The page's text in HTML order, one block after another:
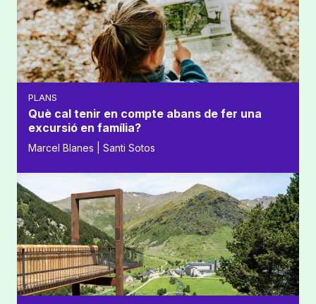
PLANS
Què cal tenir en compte abans de fer una
excursió en família?
Marcel Blanes | Santi Sotos